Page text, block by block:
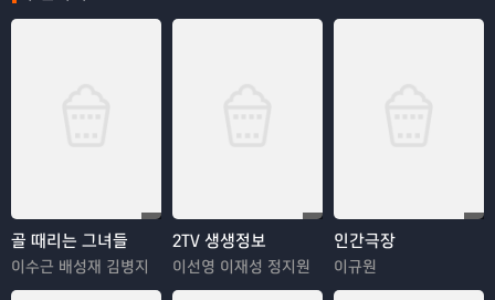
골 때리는 그녀들
이수근 배성재 김병지
2TV 생생정보
이선영 이재성 정지원
인간극장
이규원